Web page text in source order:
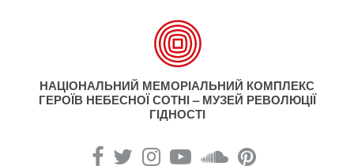
НАЦІОНАЛЬНИЙ МЕМОРІАЛЬНИЙ КОМПЛЕКС
ГЕРОЇВ НЕБЕСНОЇ СОТНІ – МУЗЕЙ РЕВОЛЮЦІЇ
ГІДНОСТІ